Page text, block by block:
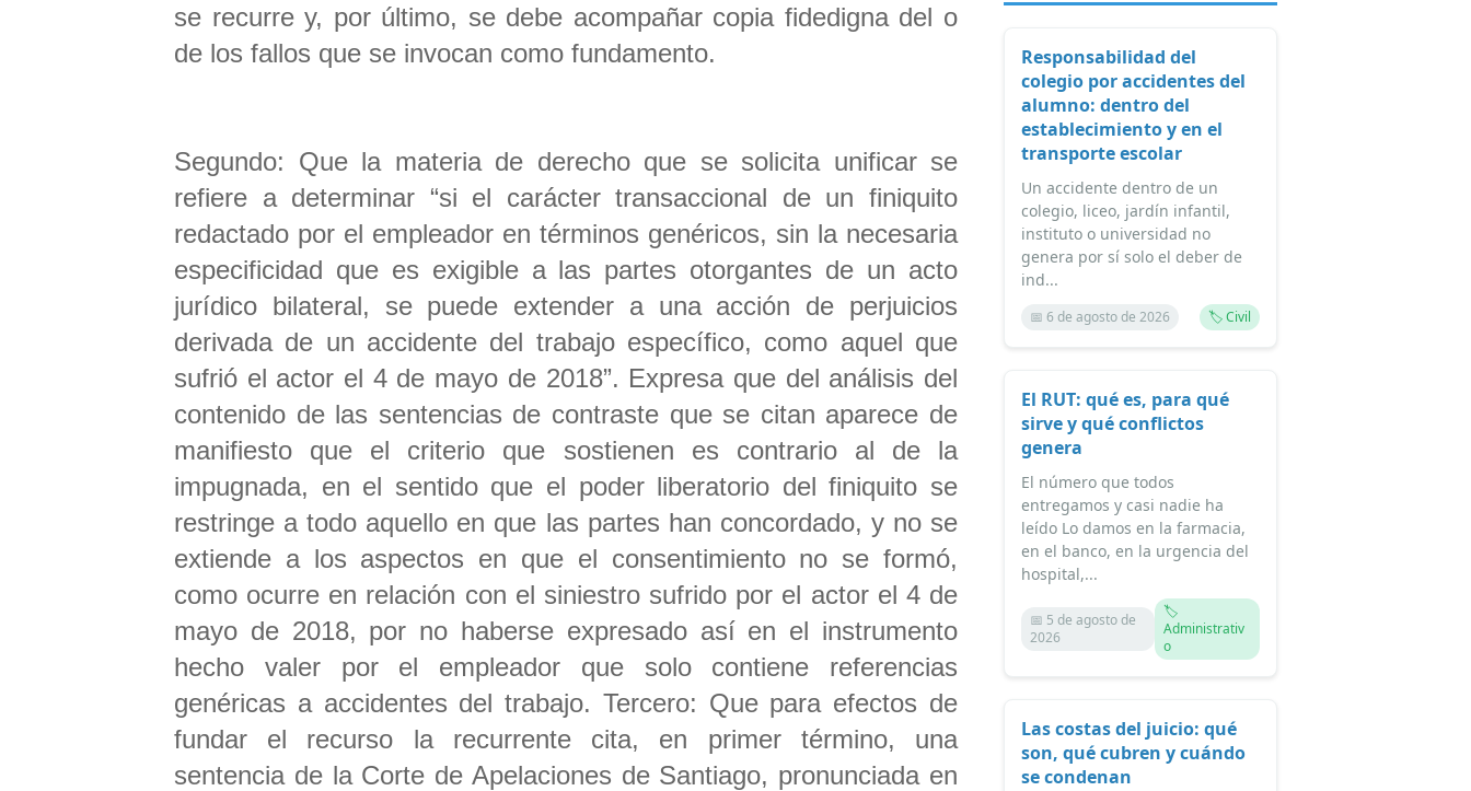
se recurre y, por último, se debe acompañar copia fidedigna del o
de los fallos que se invocan como fundamento.
Segundo: Que la materia de derecho que se solicita unificar se
refiere a determinar “si el carácter transaccional de un finiquito
redactado por el empleador en términos genéricos, sin la necesaria
especificidad que es exigible a las partes otorgantes de un acto
jurídico bilateral, se puede extender a una acción de perjuicios
derivada de un accidente del trabajo específico, como aquel que
sufrió el actor el 4 de mayo de 2018”. Expresa que del análisis del
contenido de las sentencias de contraste que se citan aparece de
manifiesto que el criterio que sostienen es contrario al de la
impugnada, en el sentido que el poder liberatorio del finiquito se
restringe a todo aquello en que las partes han concordado, y no se
extiende a los aspectos en que el consentimiento no se formó,
como ocurre en relación con el siniestro sufrido por el actor el 4 de
mayo de 2018, por no haberse expresado así en el instrumento
hecho valer por el empleador que solo contiene referencias
genéricas a accidentes del trabajo. Tercero: Que para efectos de
fundar el recurso la recurrente cita, en primer término, una
sentencia de la Corte de Apelaciones de Santiago, pronunciada en
Responsabilidad del
colegio por accidentes del
alumno: dentro del
establecimiento y en el
transporte escolar
Un accidente dentro de un
colegio, liceo, jardín infantil,
instituto o universidad no
genera por sí solo el deber de
ind...
📅 6 de agosto de 2026 🏷️ Civil
El RUT: qué es, para qué
sirve y qué conflictos
genera
El número que todos
entregamos y casi nadie ha
leído Lo damos en la farmacia,
en el banco, en la urgencia del
hospital,...
📅 5 de agosto de
2026
🏷️
Administrativ
o
Las costas del juicio: qué
son, qué cubren y cuándo
se condenan